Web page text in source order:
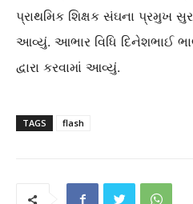
પ્રાથમિક શિક્ષક સંઘના પ્રમુખ
આવ્યું. આભાર વિધિ દિનેશભાઈ
દ્વારા કરવામાં આવ્યું.
TAGS flash